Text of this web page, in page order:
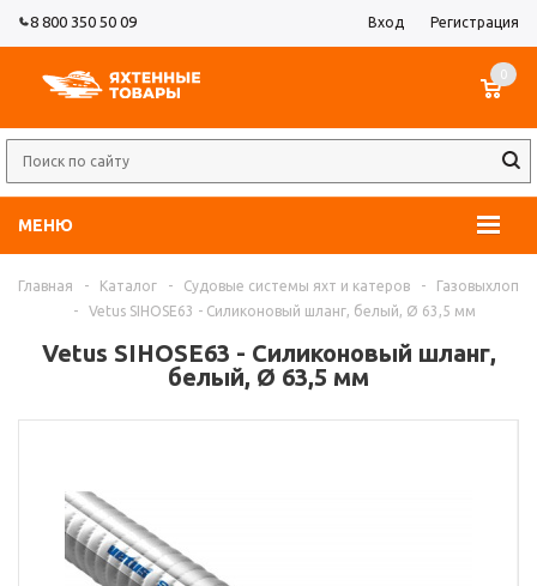
8 800 350 50 09 Вход Регистрация
МЕНЮ
0
Главная - Каталог - Судовые системы яхт и катеров -
Газовыхлоп
-
Vetus SIHOSE63 - Силиконовый шланг, белый, Ø 63,5 мм
Vetus SIHOSE63 - Силиконовый шланг,
белый, Ø 63,5 мм